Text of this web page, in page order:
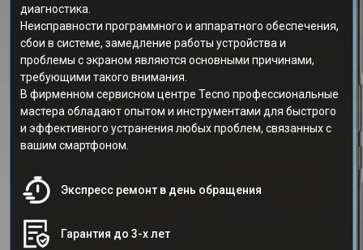
диагностика.
Неисправности программного и аппаратного обеспечения,
сбои в системе, замедление работы устройства и
проблемы с экраном являются основными причинами,
требующими такого внимания.
В фирменном сервисном центре Tecno профессиональные
мастера обладают опытом и инструментами для быстрого
и эффективного устранения любых проблем, связанных с
вашим смартфоном.
Экспресс ремонт в день обращения
Гарантия до 3-х лет